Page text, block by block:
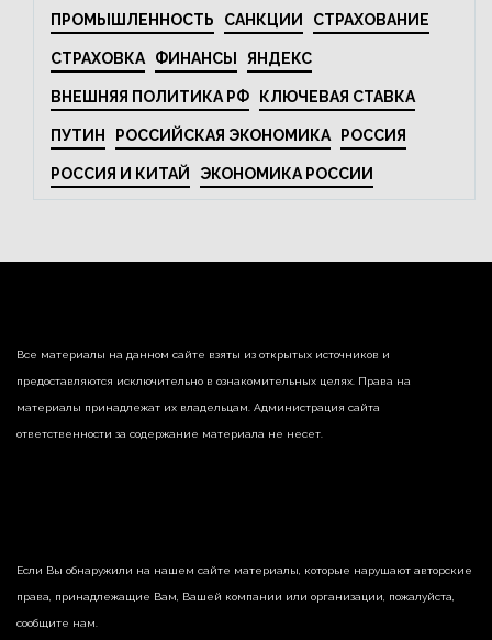
ПРОМЫШЛЕННОСТЬ САНКЦИИ СТРАХОВАНИЕ
СТРАХОВКА ФИНАНСЫ ЯНДЕКС
ВНЕШНЯЯ ПОЛИТИКА РФ КЛЮЧЕВАЯ СТАВКА
ПУТИН РОССИЙСКАЯ ЭКОНОМИКА РОССИЯ
РОССИЯ И КИТАЙ ЭКОНОМИКА РОССИИ
Все материалы на данном сайте взяты из открытых источников и
предоставляются исключительно в ознакомительных целях. Права на
материалы принадлежат их владельцам. Администрация сайта
ответственности за содержание материала не несет.
Если Вы обнаружили на нашем сайте материалы, которые нарушают авторские
права, принадлежащие Вам, Вашей компании или организации, пожалуйста,
сообщите нам.